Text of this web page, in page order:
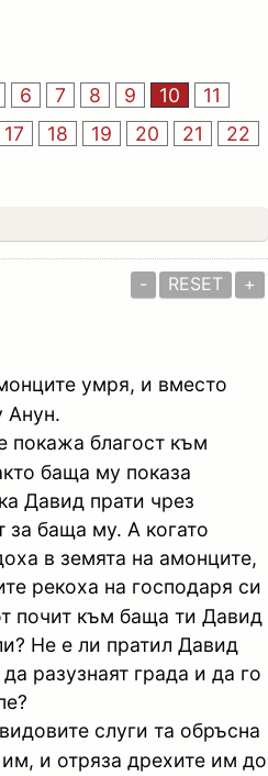
6 7 8 9 10
11
17 18 19 20 21
22
- RESET +
умря, и вместо
Анун.
покажа благост към
баща му показа
Давид прати чрез
за баща му. А когато
в земята на амонците,
рекоха на господаря си
почит към баща ти Давид
Не е ли пратил Давид
разузнаят града и да го
слуги та обръсна
и отряза дрехите им до